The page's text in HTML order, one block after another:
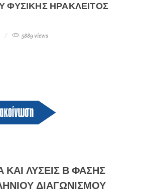
ΦΥΣΙΚΗΣ ΗΡΑΚΛΕΙΤΟΣ
5889 views
ΛΥΣΕΙΣ Β ΦΑΣΗΣ
ΔΙΑΓΩΝΙΣΜΟΥ